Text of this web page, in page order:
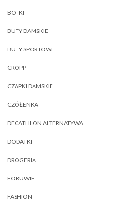
BOTKI
BUTY DAMSKIE
BUTY SPORTOWE
CROPP
CZAPKI DAMSKIE
CZÓŁENKA
DECATHLON ALTERNATYWA
DODATKI
DROGERIA
EOBUWIE
FASHION